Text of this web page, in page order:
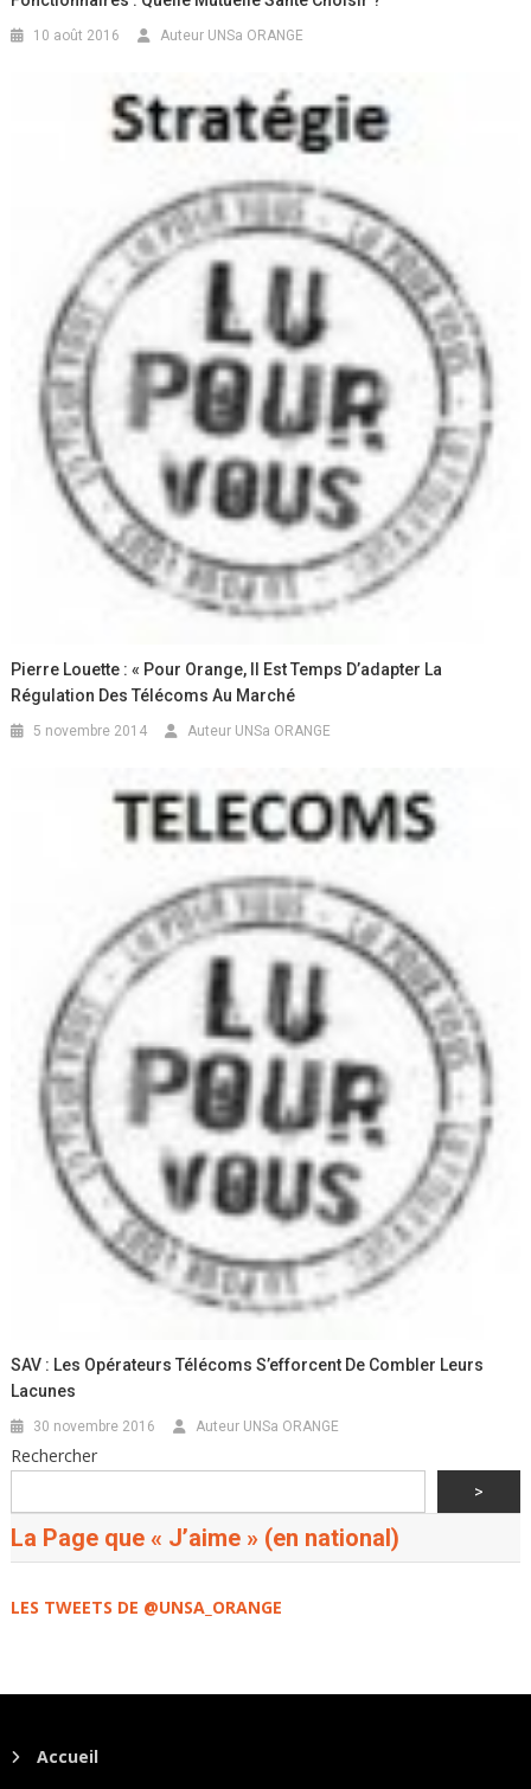
10 août 2016 Auteur UNSa ORANGE
Pierre Louette : « Pour Orange, Il Est Temps D’adapter La
Régulation Des Télécoms Au Marché
5 novembre 2014 Auteur UNSa ORANGE
SAV : Les Opérateurs Télécoms S’efforcent De Combler Leurs
Lacunes
30 novembre 2016 Auteur UNSa ORANGE
Rechercher
>
La Page que « J’aime » (en national)
LES TWEETS DE @UNSA_ORANGE
Accueil